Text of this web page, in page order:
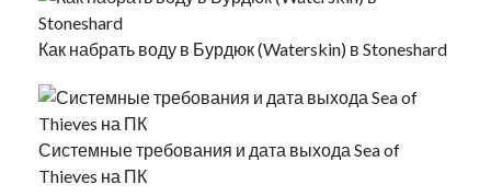
Как набрать воду в Бурдюк (Waterskin) в Stoneshard
Системные требования и дата выхода Sea of
Thieves на ПК